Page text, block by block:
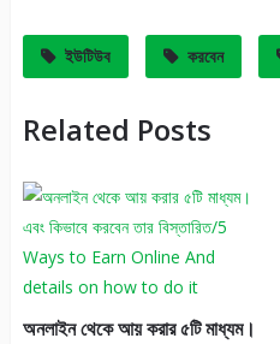
ইউটিউব করবেন
Related Posts
অনলাইন থেকে আয় করার ৫টি মাধ্যম।